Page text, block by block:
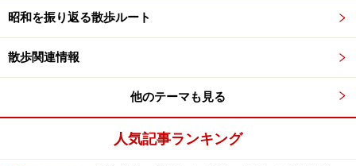
昭和を振り返る散歩ルート
散歩関連情報
他のテーマも見る
人気記事ランキング